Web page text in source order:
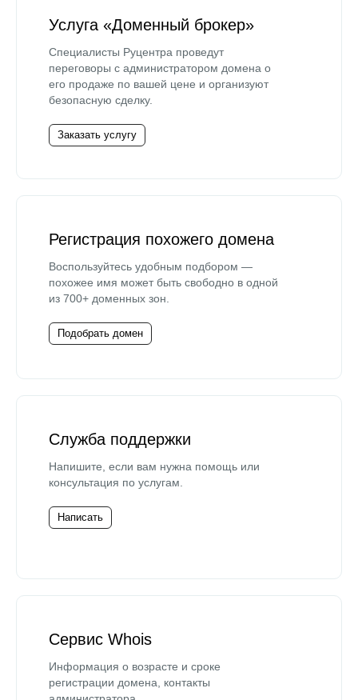
Услуга «Доменный брокер»
Специалисты Руцентра проведут
переговоры с администратором домена о
его продаже по вашей цене и организуют
безопасную сделку.
Заказать услугу
Регистрация похожего домена
Воспользуйтесь удобным подбором —
похожее имя может быть свободно в одной
из 700+ доменных зон.
Подобрать домен
Служба поддержки
Напишите, если вам нужна помощь или
консультация по услугам.
Написать
Сервис Whois
Информация о возрасте и сроке
регистрации домена, контакты